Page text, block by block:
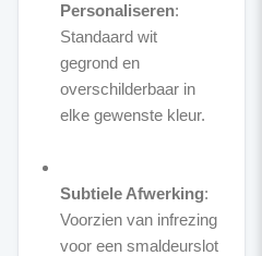
Personaliseren:
Standaard wit
gegrond en
overschilderbaar in
elke gewenste kleur.
Subtiele Afwerking:
Voorzien van infrezing
voor een smaldeurslot